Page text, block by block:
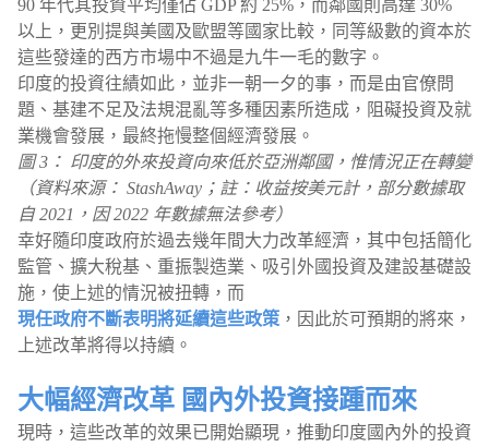
90 年代其投資平均僅佔 GDP 約 25%，而鄰國則高達 30%
以上，更別提與美國及歐盟等國家比較，同等級數的資本於
這些發達的西方市場中不過是九牛一毛的數字。
印度的投資往績如此，並非一朝一夕的事，而是由官僚問
題、基建不足及法規混亂等多種因素所造成，阻礙投資及就
業機會發展，最終拖慢整個經濟發展。
圖 3： 印度的外來投資向來低於亞洲鄰國，惟情況正在轉變
（資料來源： StashAway；註：收益按美元計，部分數據取
自 2021，因 2022 年數據無法參考）
幸好隨印度政府於過去幾年間大力改革經濟，其中包括簡化
監管、擴大稅基、重振製造業、吸引外國投資及建設基礎設
施，使上述的情況被扭轉，而
現任政府不斷表明將延續這些政策 ，因此於可預期的將來，
上述改革將得以持續。
大幅經濟改革 國內外投資接踵而來
現時，這些改革的效果已開始顯現，推動印度國內外的投資